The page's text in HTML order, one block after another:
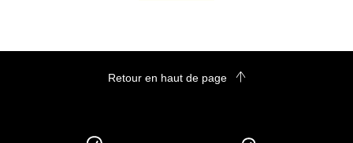
sur le site Renault Saint-Louis
Retour en haut de page